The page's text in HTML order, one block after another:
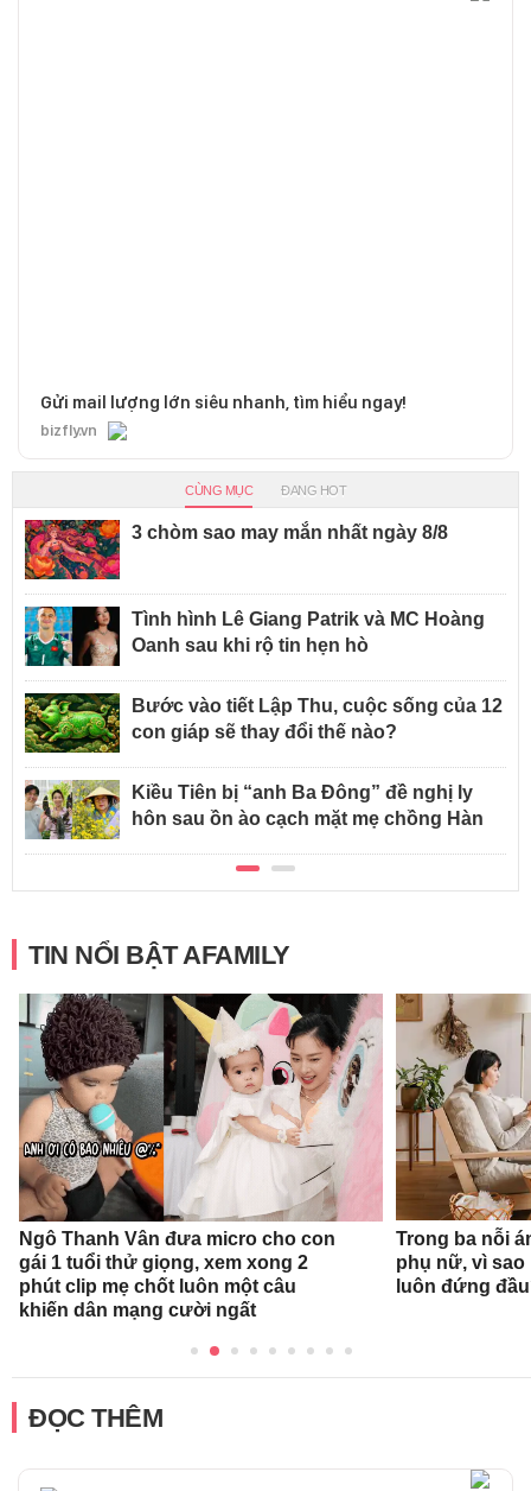
Gửi mail lượng lớn siêu nhanh, tìm hiểu ngay!
bizfly.vn
CÙNG MỤC ĐANG HOT
3 chòm sao may mắn nhất ngày 8/8
Tình hình Lê Giang Patrik và MC Hoàng
Oanh sau khi rộ tin hẹn hò
Bước vào tiết Lập Thu, cuộc sống của 12
con giáp sẽ thay đổi thế nào?
Kiều Tiên bị “anh Ba Đông” đề nghị ly
hôn sau ồn ào cạch mặt mẹ chồng Hàn
TIN NỔI BẬT AFAMILY
Ngô Thanh Vân đưa micro cho con
gái 1 tuổi thử giọng, xem xong 2
phút clip mẹ chốt luôn một câu
khiến dân mạng cười ngất
Trong ba nỗi
phụ nữ, vì sao
luôn đứng
ĐỌC THÊM